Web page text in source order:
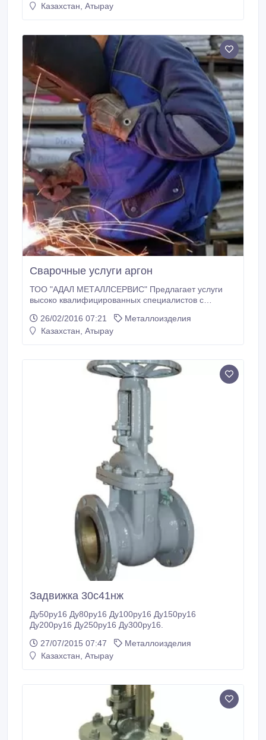
Казахстан, Атырау
Сварочные услуги аргон
ТОО "АДАЛ МЕТАЛЛСЕРВИС" Предлагает услуги
высоко квалифицированных специалистов с
услуг по электросварочным работам, монтаж
металлической конструкций, cварка нефтепроводов
металлоконструкций, резку металла, разрборку
любых конструкций и строений из металла.
26/02/2016 07:21
Металлоизделия
Казахстан, Атырау
Задвижка 30с41нж
Ду50ру16 Ду80ру16 Ду100ру16 Ду150ру16
Ду200ру16 Ду250ру16 Ду300ру16.
27/07/2015 07:47
Металлоизделия
Казахстан, Атырау